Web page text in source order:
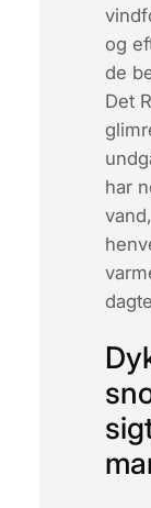
og
de
Det
har